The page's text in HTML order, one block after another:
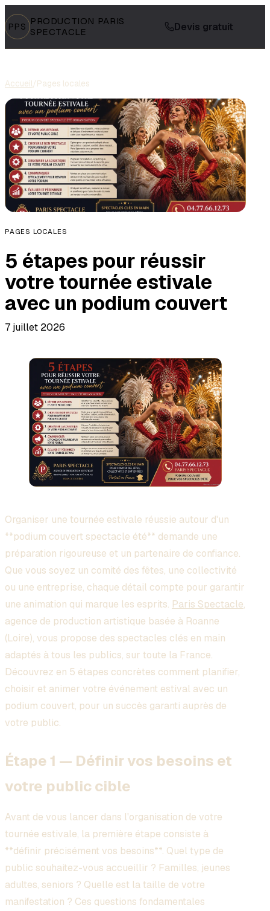
PPS PRODUCTION PARIS
SPECTACLE
Devis gratuit
Accueil/Pages locales
PAGES LOCALES
5 étapes pour réussir
votre tournée estivale
avec un podium couvert
7 juillet 2026
Organiser une tournée estivale réussie autour d'un
**podium couvert spectacle été** demande une
préparation rigoureuse et un partenaire de confiance.
Que vous soyez un comité des fêtes, une collectivité
ou une entreprise, chaque détail compte pour garantir
une animation qui marque les esprits. Paris Spectacle,
agence de production artistique basée à Roanne
(Loire), vous propose des spectacles clés en main
adaptés à tous les publics, sur toute la France.
Découvrez en 5 étapes concrètes comment planifier,
choisir et animer votre événement estival avec un
podium couvert, pour un succès garanti auprès de
votre public.
Étape 1 — Définir vos besoins et
votre public cible
Avant de vous lancer dans l'organisation de votre
tournée estivale, la première étape consiste à
**définir précisément vos besoins**. Quel type de
public souhaitez-vous accueillir ? Familles, jeunes
adultes, seniors ? Quelle est la taille de votre
manifestation ? Ces questions fondamentales